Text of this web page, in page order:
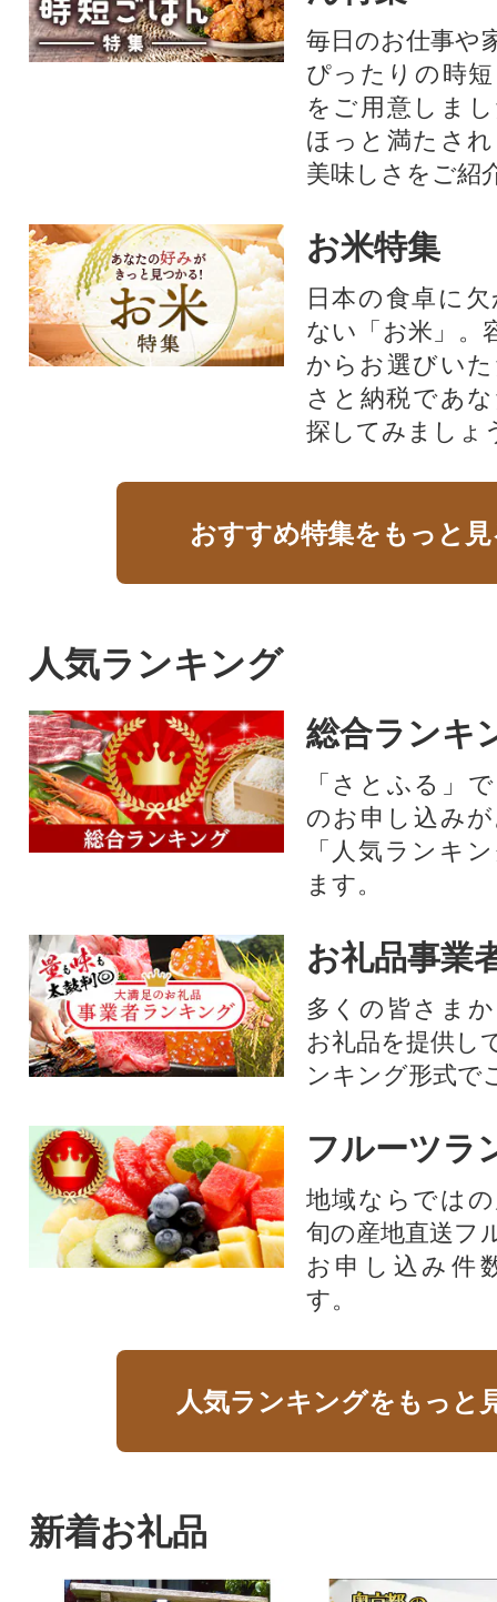
毎日のお仕事や
ぴったりの時
をご用意しま
ほっと満たさ
美味しさをご紹
お米特集
日本の食卓に
ない「お米」。
からお選びい
さと納税であ
探してみましょ
おすすめ特集をもっと
人気ランキング
総合ランキ
「さとふる」
のお申し込み
「人気ランキ
ます。
お礼品事業
多くの皆さま
お礼品を提供し
ンキング形式で
フルーツラ
地域ならでは
旬の産地直送フ
お申し込み件
す。
人気ランキングをもっと
新着お礼品